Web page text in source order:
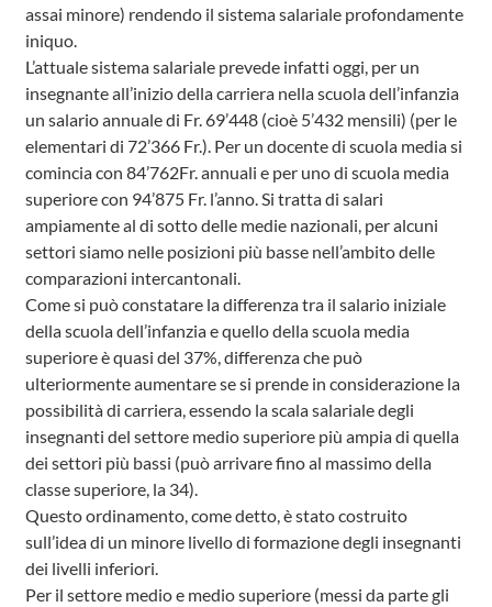
assai minore) rendendo il sistema salariale profondamente
iniquo.
L’attuale sistema salariale prevede infatti oggi, per un
insegnante all’inizio della carriera nella scuola dell’infanzia
un salario annuale di Fr. 69’448 (cioè 5’432 mensili) (per le
elementari di 72’366 Fr.). Per un docente di scuola media si
comincia con 84’762Fr. annuali e per uno di scuola media
superiore con 94’875 Fr. l’anno. Si tratta di salari
ampiamente al di sotto delle medie nazionali, per alcuni
settori siamo nelle posizioni più basse nell’ambito delle
comparazioni intercantonali.
Come si può constatare la differenza tra il salario iniziale
della scuola dell’infanzia e quello della scuola media
superiore è quasi del 37%, differenza che può
ulteriormente aumentare se si prende in considerazione la
possibilità di carriera, essendo la scala salariale degli
insegnanti del settore medio superiore più ampia di quella
dei settori più bassi (può arrivare fino al massimo della
classe superiore, la 34).
Questo ordinamento, come detto, è stato costruito
sull’idea di un minore livello di formazione degli insegnanti
dei livelli inferiori.
Per il settore medio e medio superiore (messi da parte gli